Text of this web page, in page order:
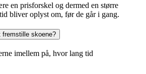
en prisforskel og dermed en større
bliver oplyst om, før de går i gang.
fremstille skoene?
imellem på, hvor lang tid